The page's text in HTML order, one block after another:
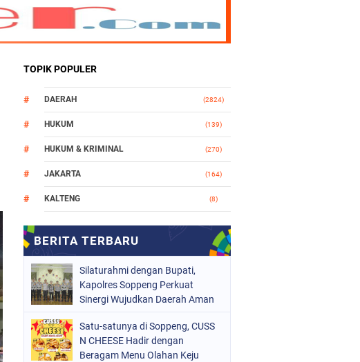
TOPIK POPULER
DAERAH (2824)
HUKUM (139)
HUKUM & KRIMINAL (270)
JAKARTA (164)
KALTENG (8)
MAKASSAR
(965)
ORGANISASI
PERISTIWA (160)
POLITIK (226)
POLRI
Silaturahmi dengan Bupati,
Kapolres Soppeng Perkuat
Sinergi Wujudkan Daerah Aman
Satu-satunya di Soppeng, CUSS
N CHEESE Hadir dengan
Beragam Menu Olahan Keju